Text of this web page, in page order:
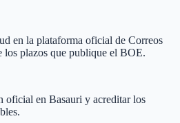
en la plataforma oficial de Correos
los plazos que publique el BOE.
oficial en Basauri y acreditar los